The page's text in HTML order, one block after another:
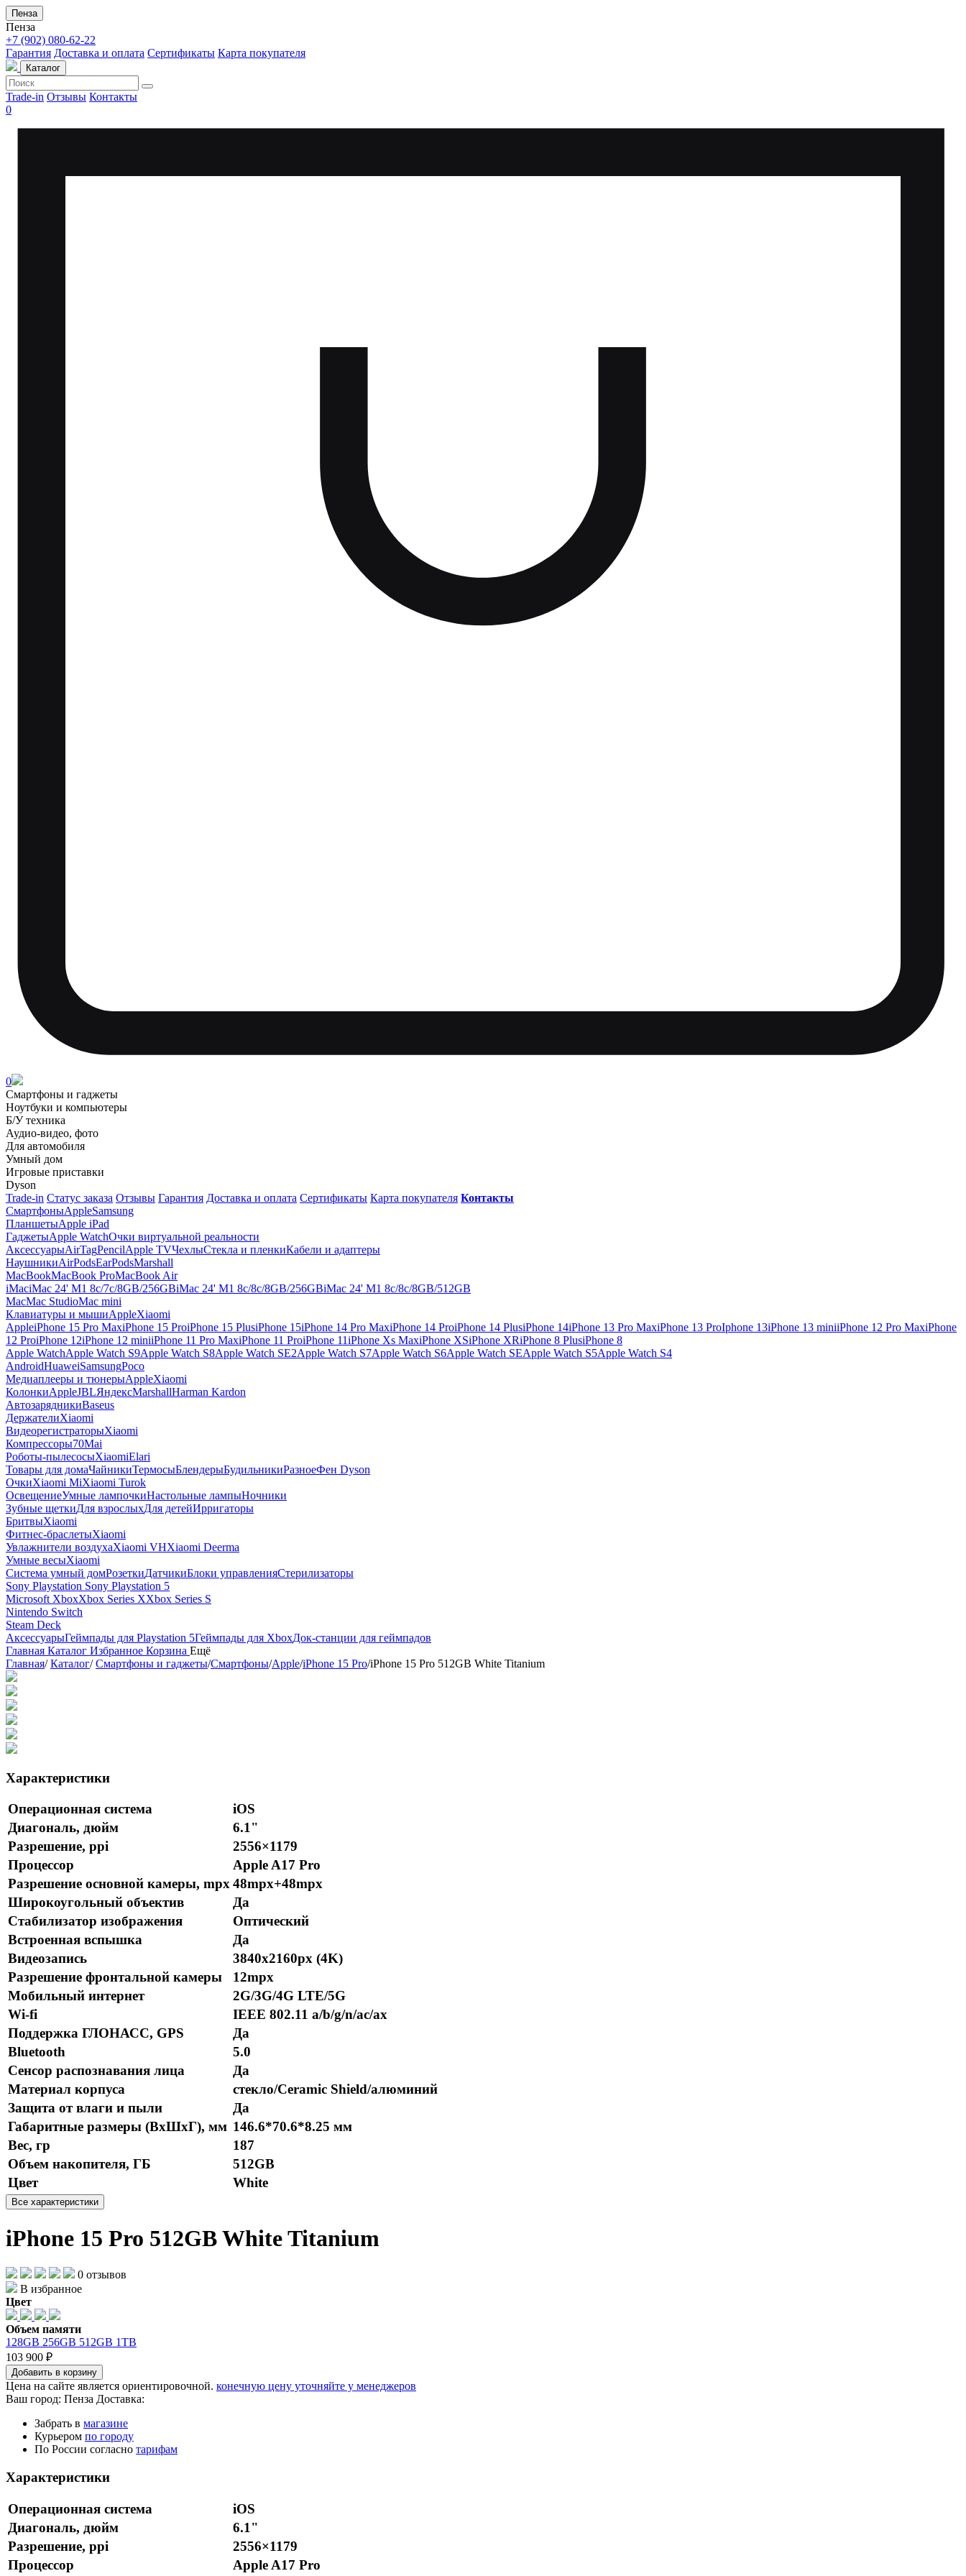
Пенза
Пенза
+7 (902) 080-62-22
Гарантия Доставка и оплата Сертификаты Карта покупателя
Каталог
Trade-in Отзывы Контакты
0
0
Смартфоны и гаджеты
Ноутбуки и компьютеры
Б/У техника
Аудио-видео, фото
Для автомобиля
Умный дом
Игровые приставки
Dyson
Trade-in Статус заказа Отзывы Гарантия Доставка и оплата Сертификаты Карта покупателя Контакты
СмартфоныAppleSamsung
ПланшетыApple iPad
ГаджетыApple WatchОчки виртуальной реальности
АксессуарыAirTagPencilApple TVЧехлыСтекла и пленкиКабели и адаптеры
НаушникиAirPodsEarPodsMarshall
MacBookMacBook ProMacBook Air
iMaciMac 24' M1 8c/7c/8GB/256GBiMac 24' M1 8c/8c/8GB/256GBiMac 24' M1 8c/8c/8GB/512GB
MacMac StudioMac mini
Клавиатуры и мышиAppleXiaomi
AppleiPhone 15 Pro MaxiPhone 15 ProiPhone 15 PlusiPhone 15iPhone 14 Pro MaxiPhone 14 ProiPhone 14 PlusiPhone 14iPhone 13 Pro MaxiPhone 13 ProIphone 13iPhone 13 miniiPhone 12 Pro MaxiPhone
12 ProiPhone 12iPhone 12 miniiPhone 11 Pro MaxiPhone 11 ProiPhone 11iPhone Xs MaxiPhone XSiPhone XRiPhone 8 PlusiPhone 8
Apple WatchApple Watch S9Apple Watch S8Apple Watch SE2Apple Watch S7Apple Watch S6Apple Watch SEApple Watch S5Apple Watch S4
AndroidHuaweiSamsungPoco
Медиаплееры и тюнерыAppleXiaomi
КолонкиAppleJBLЯндексMarshallHarman Kardon
АвтозарядникиBaseus
ДержателиXiaomi
ВидеорегистраторыXiaomi
Компрессоры70Mai
Роботы-пылесосыXiaomiElari
Товары для домаЧайникиТермосыБлендерыБудильникиРазноеФен Dyson
ОчкиXiaomi MiXiaomi Turok
ОсвещениеУмные лампочкиНастольные лампыНочники
Зубные щеткиДля взрослыхДля детейИрригаторы
БритвыXiaomi
Фитнес-браслетыXiaomi
Увлажнители воздухаXiaomi VHXiaomi Deerma
Умные весыXiaomi
Система умный домРозеткиДатчикиБлоки управленияСтерилизаторы
Sony Playstation Sony Playstation 5
Microsoft XboxXbox Series XXbox Series S
Nintendo Switch
Steam Deck
АксессуарыГеймпады для Playstation 5Геймпады для XboxДок-станции для геймпадов
Главная Каталог Избранное Корзина Ещё
Главная/ Каталог/ Смартфоны и гаджеты/Смартфоны/Apple/iPhone 15 Pro/iPhone 15 Pro 512GB White Titanium
Характеристики
Операционная система
iOS
Диагональ, дюйм
6.1"
Разрешение, ppi
2556×1179
Процессор
Apple A17 Pro
Разрешение основной камеры, mpx48mpx+48mpx
Широкоугольный объектив
Да
Стабилизатор изображения
Оптический
Встроенная вспышка
Да
Видеозапись
3840x2160px (4K)
Разрешение фронтальной камеры
12mpx
Мобильный интернет
2G/3G/4G LTE/5G
Wi-fi
IEEE 802.11 a/b/g/n/ac/ax
Поддержка ГЛОНАСС, GPS
Да
Bluetooth
5.0
Сенсор распознавания лица
Да
Материал корпуса
стекло/Ceramic Shield/алюминий
Защита от влаги и пыли
Да
Габаритные размеры (ВхШхГ), мм 146.6*70.6*8.25 мм
Вес, гр
187
Объем накопителя, ГБ
512GB
Цвет
White
Все характеристики
iPhone 15 Pro 512GB White Titanium
0 отзывов
В избранное
Цвет
Объем памяти
128GB 256GB 512GB 1TB
103 900 ₽
Добавить в корзину
Цена на сайте является ориентировочной. конечную цену уточняйте у менеджеров
Ваш город: Пенза Доставка:
Забрать в магазине
Курьером по городу
По России согласно тарифам
Характеристики
Операционная система
iOS
Диагональ, дюйм
6.1"
Разрешение, ppi
2556×1179
Процессор
Apple A17 Pro